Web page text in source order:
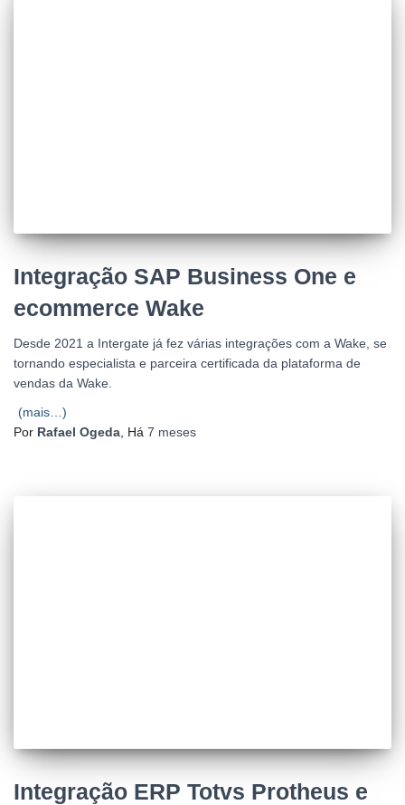
Integração SAP Business One e
ecommerce Wake
Desde 2021 a Intergate já fez várias integrações com a Wake, se
tornando especialista e parceira certificada da plataforma de
vendas da Wake.
(mais…)
Por Rafael Ogeda , Há 7 meses
Integração ERP Totvs Protheus e